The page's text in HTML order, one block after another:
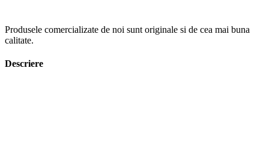
Produsele comercializate de noi sunt originale si de cea mai buna
calitate.
Descriere